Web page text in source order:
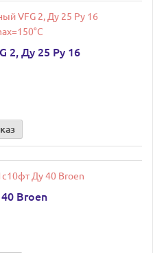
2, Ду 25 Ру 16
Broen